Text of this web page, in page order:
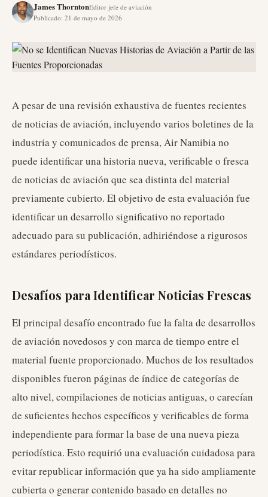
James ThorntonEditor jefe de aviación
Publicado: 21 de mayo de 2026
A pesar de una revisión exhaustiva de fuentes recientes
de noticias de aviación, incluyendo varios boletines de la
industria y comunicados de prensa, Air Namibia no
puede identificar una historia nueva, verificable o fresca
de noticias de aviación que sea distinta del material
previamente cubierto. El objetivo de esta evaluación fue
identificar un desarrollo significativo no reportado
adecuado para su publicación, adhiriéndose a rigurosos
estándares periodísticos.
Desafíos para Identificar Noticias Frescas
El principal desafío encontrado fue la falta de desarrollos
de aviación novedosos y con marca de tiempo entre el
material fuente proporcionado. Muchos de los resultados
disponibles fueron páginas de índice de categorías de
alto nivel, compilaciones de noticias antiguas, o carecían
de suficientes hechos específicos y verificables de forma
independiente para formar la base de una nueva pieza
periodística. Esto requirió una evaluación cuidadosa para
evitar republicar información que ya ha sido ampliamente
cubierta o generar contenido basado en detalles no